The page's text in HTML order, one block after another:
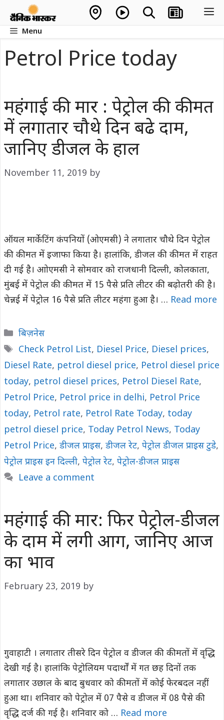
contentMenu
Petrol Price today
महंगाई की मार : पेट्रोल की कीमत
में लगातार चौथे दिन बढे दाम,
जानिए डीजल के हाल
November 11, 2019 by
ऑयल मार्केटिंग कंपनियों (ओएमसी) ने लगातार चौथे दिन पेट्रोल
की कीमत में इजाफा किया है। हालांकि, डीजल की कीमत में राहत
दी गई है। आोएमसी ने सोमवार को राजधानी दिल्ली, कोलकाता,
मुंबई में पेट्रोल की कीमत में 15 पैसे प्रति लीटर की बढ़ोतरी की है।
चेन्नई में पेट्रोल 16 पैसे प्रति लीटर महंगा हुआ है। … Read more
Categories
बिज़नेस
Tags
Check Petrol List, Diesel Price, Diesel prices,
Diesel Rate, petrol diesel price, Petrol diesel price
today, petrol diesel prices, Petrol Diesel Rate,
Petrol Price, Petrol price in delhi, Petrol Price
today, Petrol rate, ​​​​​​​​​​Petrol Rate Today, today
petrol diesel price, Today Petrol News, Today
Petrol Price, डीजल प्राइस, डीजल रेट, पेट्रोल डीजल प्राइस टुडे,
पेट्रोल प्राइस इन दिल्ली, पेट्रोल रेट, पेट्रोल-डीजल प्राइस
Leave a comment
महंगाई की मार: फिर पेट्रोल-डीजल
के दाम में लगी आग, जानिए आज
का भाव
February 23, 2019 by
गुवाहाटी । लगातार तीसरे दिन पेट्रोल व डीजल की कीमतों में वृद्धि
देखी गई है। हालांकि पेट्रोलियम पदार्थों में गत छह दिनों तक
लगातार उछाल के बाद बुधवार को कीमतों में कोई फेरबदल नहीं
हुआ था। शनिवार को पेट्रोल में 07 पैसे व डीजल में 08 पैसे की
वृद्धि दर्ज की गई है। शनिवार को … Read more